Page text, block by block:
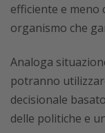
efficiente e meno
organismo che
Analoga
potranno
decisionale
delle politiche e